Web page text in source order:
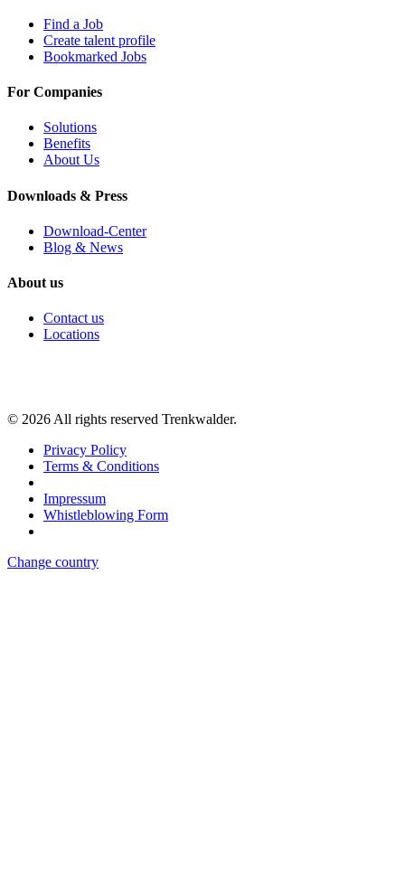
Find a Job
Create talent profile
Bookmarked Jobs
For Companies
Solutions
Benefits
About Us
Downloads & Press
Download-Center
Blog & News
About us
Contact us
Locations
© 2026 All rights reserved Trenkwalder.
Privacy Policy
Terms & Conditions
Impressum
Whistleblowing Form
Change country